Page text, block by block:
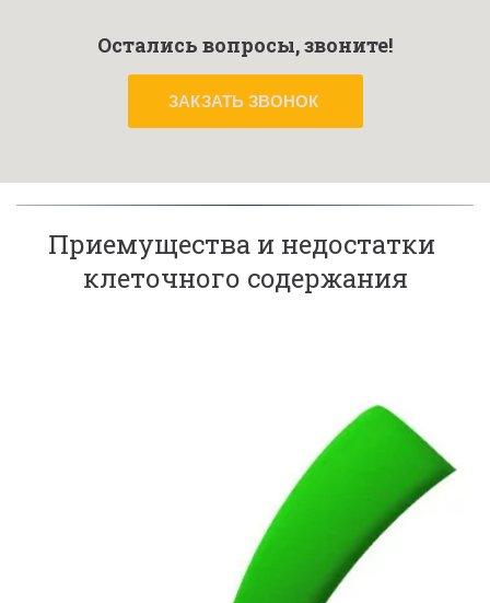
Остались вопросы, звоните!
ЗАКЗАТЬ ЗВОНОК
Приемущества и недостатки
клеточного содержания